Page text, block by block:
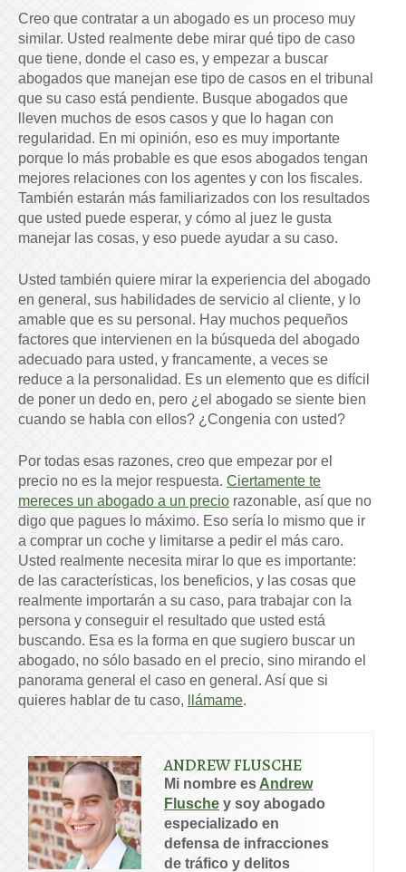
Creo que contratar a un abogado es un proceso muy
similar. Usted realmente debe mirar qué tipo de caso
que tiene, donde el caso es, y empezar a buscar
abogados que manejan ese tipo de casos en el tribunal
que su caso está pendiente. Busque abogados que
lleven muchos de esos casos y que lo hagan con
regularidad. En mi opinión, eso es muy importante
porque lo más probable es que esos abogados tengan
mejores relaciones con los agentes y con los fiscales.
También estarán más familiarizados con los resultados
que usted puede esperar, y cómo al juez le gusta
manejar las cosas, y eso puede ayudar a su caso.
Usted también quiere mirar la experiencia del abogado
en general, sus habilidades de servicio al cliente, y lo
amable que es su personal. Hay muchos pequeños
factores que intervienen en la búsqueda del abogado
adecuado para usted, y francamente, a veces se
reduce a la personalidad. Es un elemento que es difícil
de poner un dedo en, pero ¿el abogado se siente bien
cuando se habla con ellos? ¿Congenia con usted?
Por todas esas razones, creo que empezar por el
precio no es la mejor respuesta. Ciertamente te
mereces un abogado a un precio razonable, así que no
digo que pagues lo máximo. Eso sería lo mismo que ir
a comprar un coche y limitarse a pedir el más caro.
Usted realmente necesita mirar lo que es importante:
de las características, los beneficios, y las cosas que
realmente importarán a su caso, para trabajar con la
persona y conseguir el resultado que usted está
buscando. Esa es la forma en que sugiero buscar un
abogado, no sólo basado en el precio, sino mirando el
panorama general el caso en general. Así que si
quieres hablar de tu caso,
llámame.
ANDREW FLUSCHE
Mi nombre es Andrew
Flusche y soy abogado
especializado en
defensa de infracciones
de tráfico y delitos